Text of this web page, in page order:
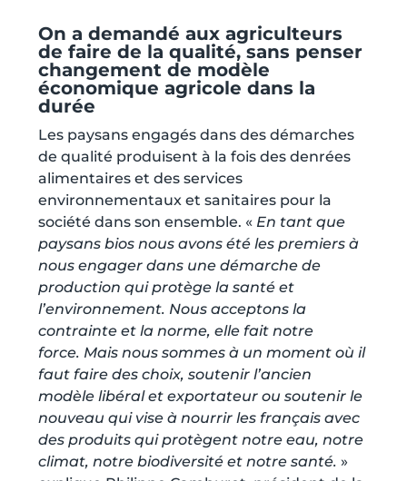
On a demandé aux agriculteurs
de faire de la qualité, sans penser
changement de modèle
économique agricole dans la
durée
Les paysans engagés dans des démarches
de qualité produisent à la fois des denrées
alimentaires et des services
environnementaux et sanitaires pour la
société dans son ensemble. « En tant que
paysans bios nous avons été les premiers à
nous engager dans une démarche de
production qui protège la santé et
l’environnement. Nous acceptons la
contrainte et la norme, elle fait notre
force. Mais nous sommes à un moment où il
faut faire des choix, soutenir l’ancien
modèle libéral et exportateur ou soutenir le
nouveau qui vise à nourrir les français avec
des produits qui protègent notre eau, notre
climat, notre biodiversité et notre santé.»